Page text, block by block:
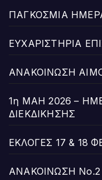
ΠΑΓΚΟΣΜΙΑ
ΕΥΧΑΡΙΣΤΗΡΙΑ
ΑΝΑΚΟΙΝΩΣΗ
1η ΜΑΗ 2026 –
ΔΙΕΚΔΙΚΗΣΗΣ
ΕΚΛΟΓΕΣ 17 & 18
ΑΝΑΚΟΙΝΩΣΗ Νο.2